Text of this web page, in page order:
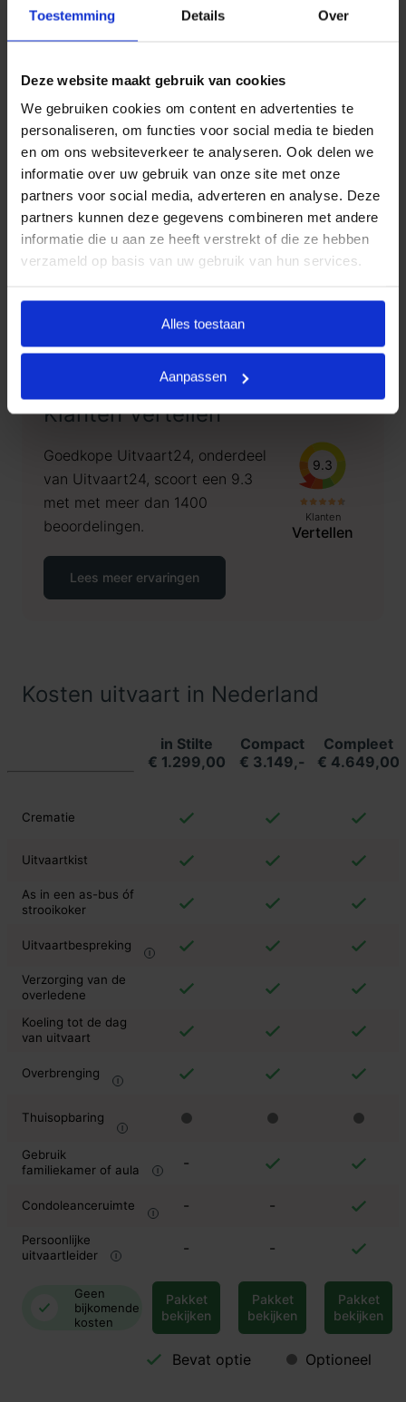
Toestemming Details Over
Deze website maakt gebruik van cookies
We gebruiken cookies om content en advertenties te
personaliseren, om functies voor social media te bieden
en om ons websiteverkeer te analyseren. Ook delen we
informatie over uw gebruik van onze site met onze
partners voor social media, adverteren en analyse. Deze
partners kunnen deze gegevens combineren met andere
informatie die u aan ze heeft verstrekt of die ze hebben
verzameld op basis van uw gebruik van hun services.
Alles toestaan
Aanpassen
uitvaartwensen. In één oogopslag ziet u al uw opties
afnemen en wat past binnen uw budget. Indien u dit
wenst, kunt u deze pakketten uiteraard uitbreiden.
Door met vaste uitvaartpakketten te werken, kan
Goedkope Uitvaart24 u een goed verzorgde,
persoonlijke en waardige begrafenis tegen een
eerlijk tarief garanderen.
ontvangen? Goedkope Uitvaart24 is 24 uur per dag
bereikbaar. Neemt u vrijblijvend contact met ons op
085 016 0685
Klanten Vertellen
Goedkope Uitvaart24, onderdeel
van Uitvaart24, scoort een 9.3
met met meer dan 1400
beoordelingen.
9.3
Klanten
Vertellen
Lees meer ervaringen
Kosten uitvaart in Nederland
in Stilte
€ 1.299,00
Compact
€ 3.149,-
Compleet
€ 4.649,00
Crematie
Uitvaartkist
As in een as-bus óf
strooikoker
Uitvaartbespreking
Verzorging van de
overledene
Koeling tot de dag
van uitvaart
Overbrenging
Thuisopbaring
Gebruik
familiekamer of aula
-
Condoleanceruimte - -
Persoonlijke
uitvaartleider
- -
Geen
bijkomende
kosten
Pakket
bekijken
Pakket
bekijken
Pakket
bekijken
Bevat optie Optioneel